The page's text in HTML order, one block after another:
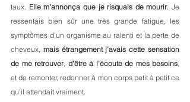
taux. Elle m’annonça que je risquais de mourir. Je
ressentais bien sûr une très grande fatigue, les
symptômes d’un organisme au ralenti et la perte de
cheveux, mais étrangement j’avais cette sensation
de me retrouver, d’être à l’écoute de mes besoins
et de remonter, redonner à mon corps petit à petit ce
qu’il attendait vraiment.